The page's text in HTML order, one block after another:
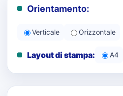
Orientamento:
Verticale Orizzontale
Layout di stampa: A4